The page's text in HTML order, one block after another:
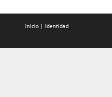
Inicio Identidad